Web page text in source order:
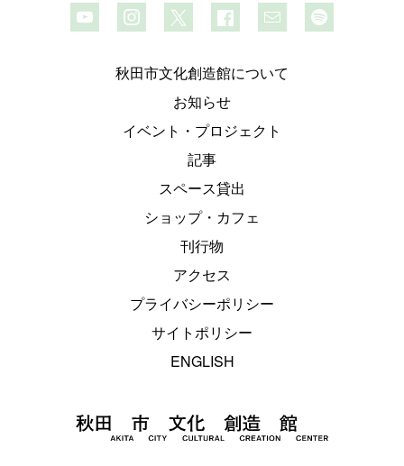
秋田市文化創造館について
お知らせ
イベント・プロジェクト
記事
スペース貸出
ショップ・カフェ
刊行物
アクセス
プライバシーポリシー
サイトポリシー
ENGLISH